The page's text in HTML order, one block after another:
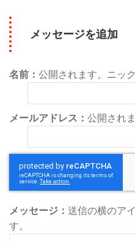
メッセージを追加
名前： 公開されます。ニッ
メールアドレス： 公開され
メッセージ： 送信の横のア
す。